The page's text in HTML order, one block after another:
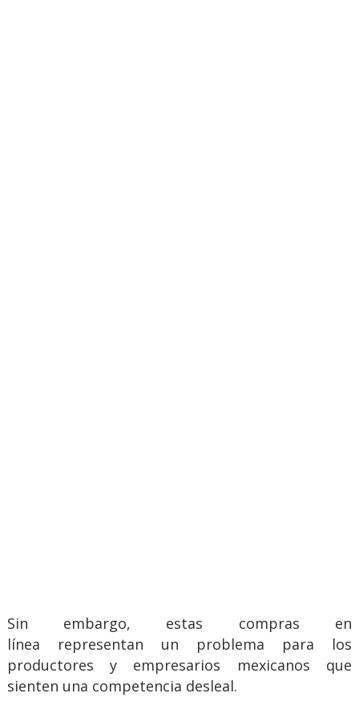
Sin embargo, estas compras en
línea representan un problema para los
productores y empresarios mexicanos que
sienten una competencia desleal.